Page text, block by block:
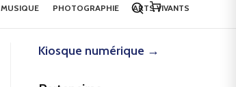
MUSIQUE PHOTOGRAPHIE ARTS VIVANTS
Kiosque numérique →